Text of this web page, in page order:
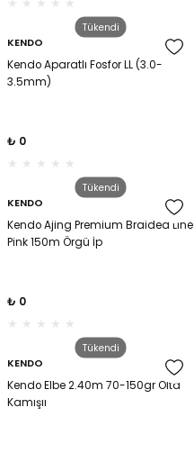
Tükendi
KENDO
Kendo Aparatlı Fosfor LL (3.0-
3.5mm)
₺ 0
Tükendi
KENDO
Kendo Ajing Premium Braided Line
Pink 150m Örgü İp
₺ 0
Tükendi
KENDO
Kendo Elbe 2.40m 70-150gr Olta
Kamışıı